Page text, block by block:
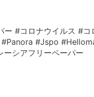
#コロナウイルス #
#Panora #Jspo
シアフリーペーパー